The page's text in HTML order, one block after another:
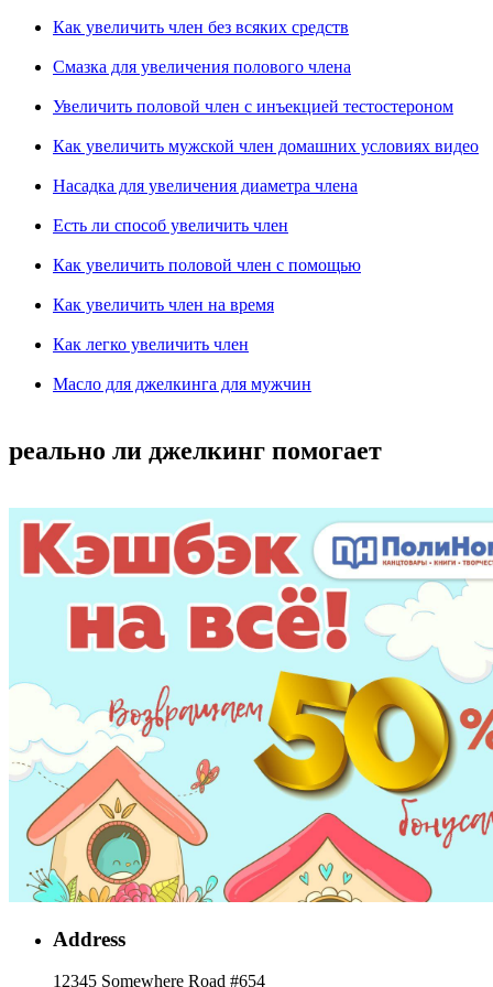
Как увеличить член без всяких средств
Смазка для увеличения полового члена
Увеличить половой член с инъекцией тестостероном
Как увеличить мужской член домашних условиях видео
Насадка для увеличения диаметра члена
Есть ли способ увеличить член
Как увеличить половой член с помощью
Как увеличить член на время
Как легко увеличить член
Масло для джелкинга для мужчин
реально ли джелкинг помогает
Address
12345 Somewhere Road #654